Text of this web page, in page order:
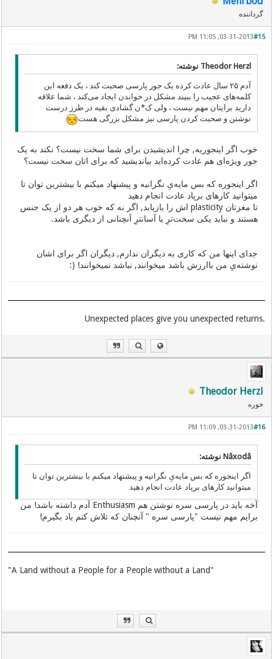
گرداننده
#15
03-31-2013, 11:05 PM
Theodor Herzl نوشته:
آدم ۲۵ سال عادت کرده یک جور پارسی‌ صحبت کند ، یک دفعه این
کلمه‌های عجیب را ببیند مشکل در خواندن ایجاد می‌کند ، شما علاقه
دارید برایتان مهم نیست ، ولی‌ ک*ن گشادی بقیه در طرز درست
نوشتن و صحبت کردن پارسی‌ نیز مشکل بزرگی‌ هست
خوب اگر اینجوریه, چرا اندیشیدن برای شما سخت نیست؟ نکند به یک
جور ویژه‌ای هم عادت کرده‌اید بیاندیشید که برای اتان سخت نیست؟
اگر اینجوره که بس مایه‌یِ نگرانیه و پیشنهاد میکنم با بیشترین توان تا
میتوانید کارهای برپاد عادت انجام دهید
تا مغزتان plasticity اش را بازیابد, اگر نه که خوب هر دو از یک جنس
هستند و نباید یکی سخت‌ترِ یا آسانترِ آنچنانی از دیگری باشد.
جدای اینها من که کاری به دیگران ندارم, دیگران اگر برای اشان
نوشته‌یِ من باارزش باشد میخوانند, نباشد نمیخوانند! (:
.Unexpected places give you unexpected returns
Theodor Herzl
خوره
#16
03-31-2013, 11:09 PM
Nâxodâ نوشته:
اگر اینجوره که بس مایه‌یِ نگرانیه و پیشنهاد میکنم با بیشترین توان تا
میتوانید کارهای برپاد عادت انجام دهید
آخه باید در پارسی‌ سره نوشتن هم Enthusiasm آدم داشته باشد! من
برایم مهم نیست "پارسی‌ سره " آنچنان که تلاش کنم یاد بگیرم!
"A Land without a People for a People without a Land"